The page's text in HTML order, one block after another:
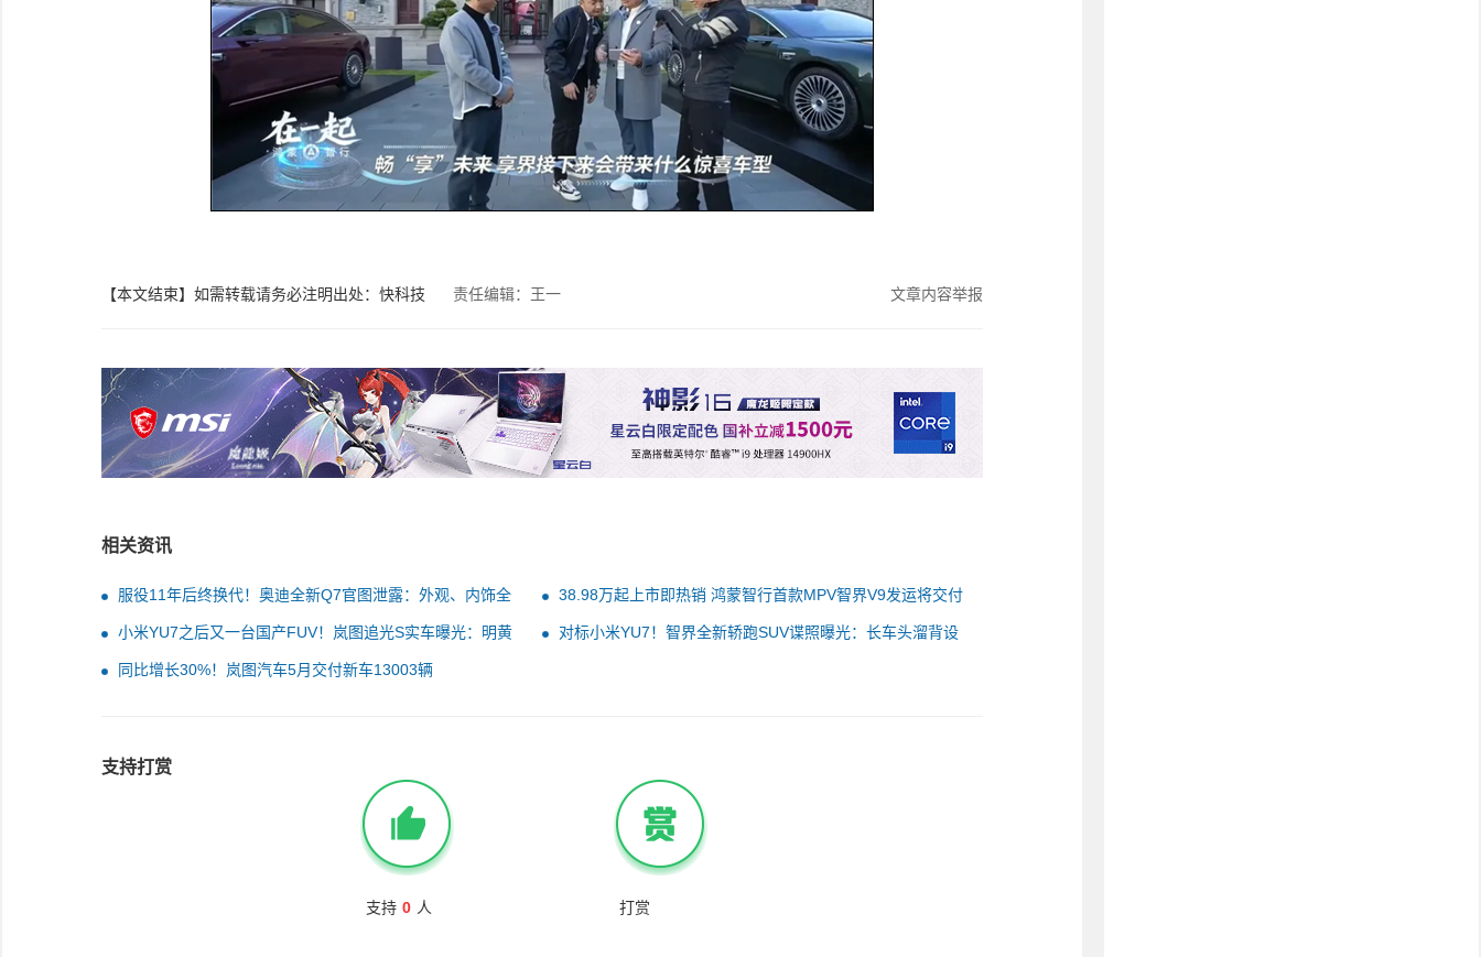
【本文结束】如需转载请务必注明出处：快科技 责任编辑：王一 文章内容举报
相关资讯
服役11年后终换代！奥迪全新Q7官图泄露：外观、内饰全
大变
38.98万起上市即热销 鸿蒙智行首款MPV智界V9发运将交付
小米YU7之后又一台国产FUV！岚图追光S实车曝光：明黄
色车漆显眼
对标小米YU7！智界全新轿跑SUV谍照曝光：长车头溜背设
同比增长30%！岚图汽车5月交付新车13003辆
支持打赏
支持 0 人 打赏